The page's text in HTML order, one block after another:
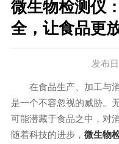
微生物检测仪
全，让食品更
发布
在食品生产、加工与消
是一个不容忽视的威胁。
可能潜藏于食品之中，对
随着科技的进步， 微生物